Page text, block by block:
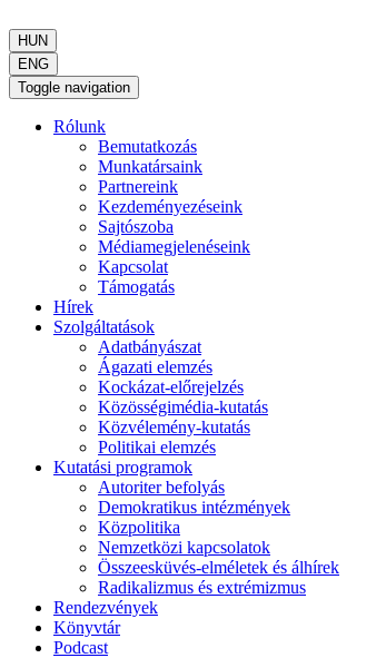
HUN
ENG
Toggle navigation
Rólunk
Bemutatkozás
Munkatársaink
Partnereink
Kezdeményezéseink
Sajtószoba
Médiamegjelenéseink
Kapcsolat
Támogatás
Hírek
Szolgáltatások
Adatbányászat
Ágazati elemzés
Kockázat-előrejelzés
Közösségimédia-kutatás
Közvélemény-kutatás
Politikai elemzés
Kutatási programok
Autoriter befolyás
Demokratikus intézmények
Közpolitika
Nemzetközi kapcsolatok
Összeesküvés-elméletek és álhírek
Radikalizmus és extrémizmus
Rendezvények
Könyvtár
Podcast